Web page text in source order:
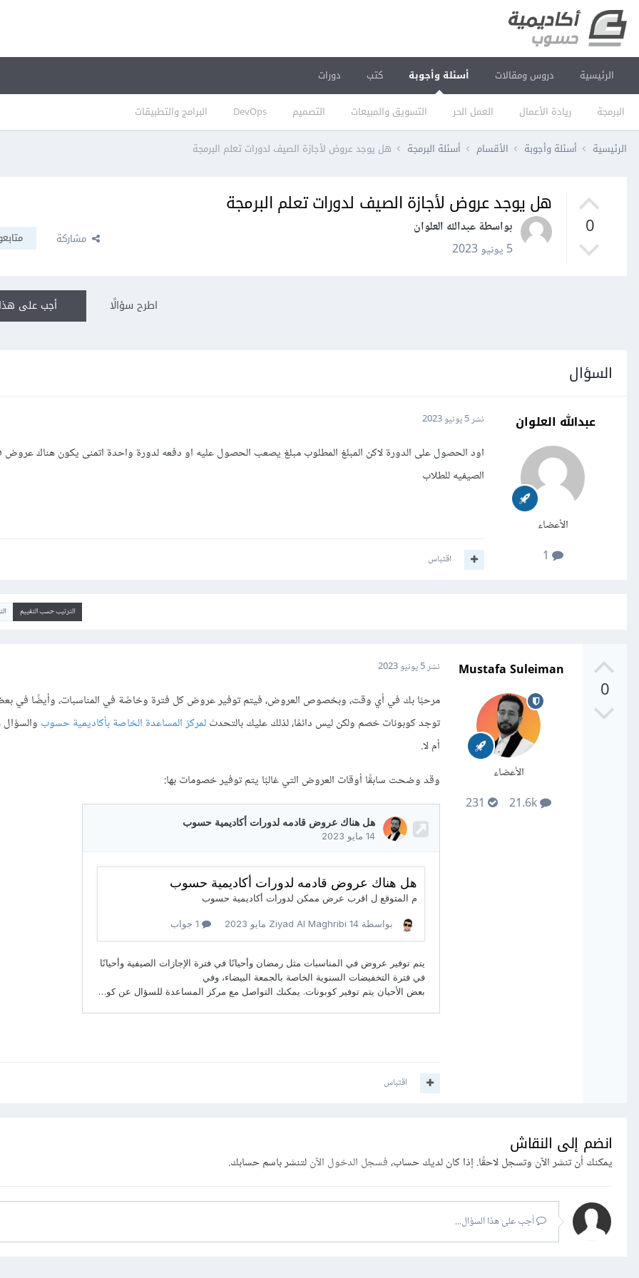
الرئيسية دروس ومقالات أسئلة وأجوبة
البرمجة ريادة الأعمال العمل الحر التسويق والمبيعات التصميم DevOps البرامج والتطبيقات
كتب دورات
الرئيسية أسئلة وأجوبة الأقسام أسئلة البرمجة هل يوجد عروض لأجازة الصيف لدورات تعلم البرمجة
0
هل يوجد عروض لأجازة الصيف لدورات تعلم البرمجة
بواسطة عبدالله العلوان
5 يونيو 2023
مشاركة
أجب على اطرح سؤالًا
السؤال
عبدالله العلوان
الأعضاء
نشر5 يونيو 2023
اود الحصول على الدورة لاكن المبلغ المطلوب مبلغ يصعب الحصول عليه او دفعه لدورة واحدة اتمنى يكون هناك عروض
الصيفيه للطلاب
اقتباس
الترتيب حسب التقييم
0
Mustafa Suleiman
الأعضاء
نشر5 يونيو 2023
مرحبًا بك في أي وقت، وبخصوص العروض، فيتم توفير عروض كل فترة وخاصًة في المناسبات، وأيضًا في
توجد كوبونات خصم ولكن ليس دائمًا، لذلك عليك بالتحدثلمركز المساعدة الخاصة بأكاديمية حسوب والسؤال
أم لا.
وقد وضحت سابقًا أوقات العروض التي غالبًا يتم توفير خصومات بها:
اقتباس
انضم إلى النقاش
يمكنك أن تنشر الآن وتسجل لاحقًا. إذا كان لديك حساب،فسجل الدخول الآنلتنشر باسم حسابك.
أجب على هذا السؤال...